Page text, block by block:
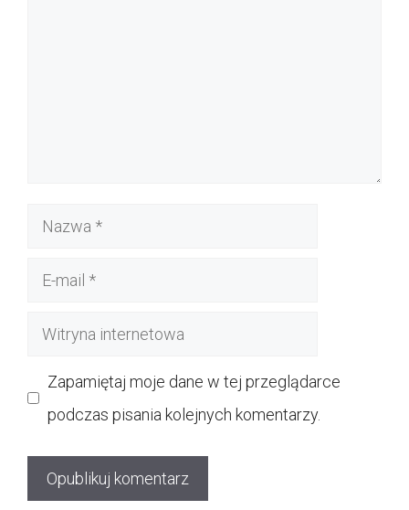
Nazwa
Witryna
Zapamiętaj moje dane w tej przeglądarce
podczas pisania kolejnych komentarzy.